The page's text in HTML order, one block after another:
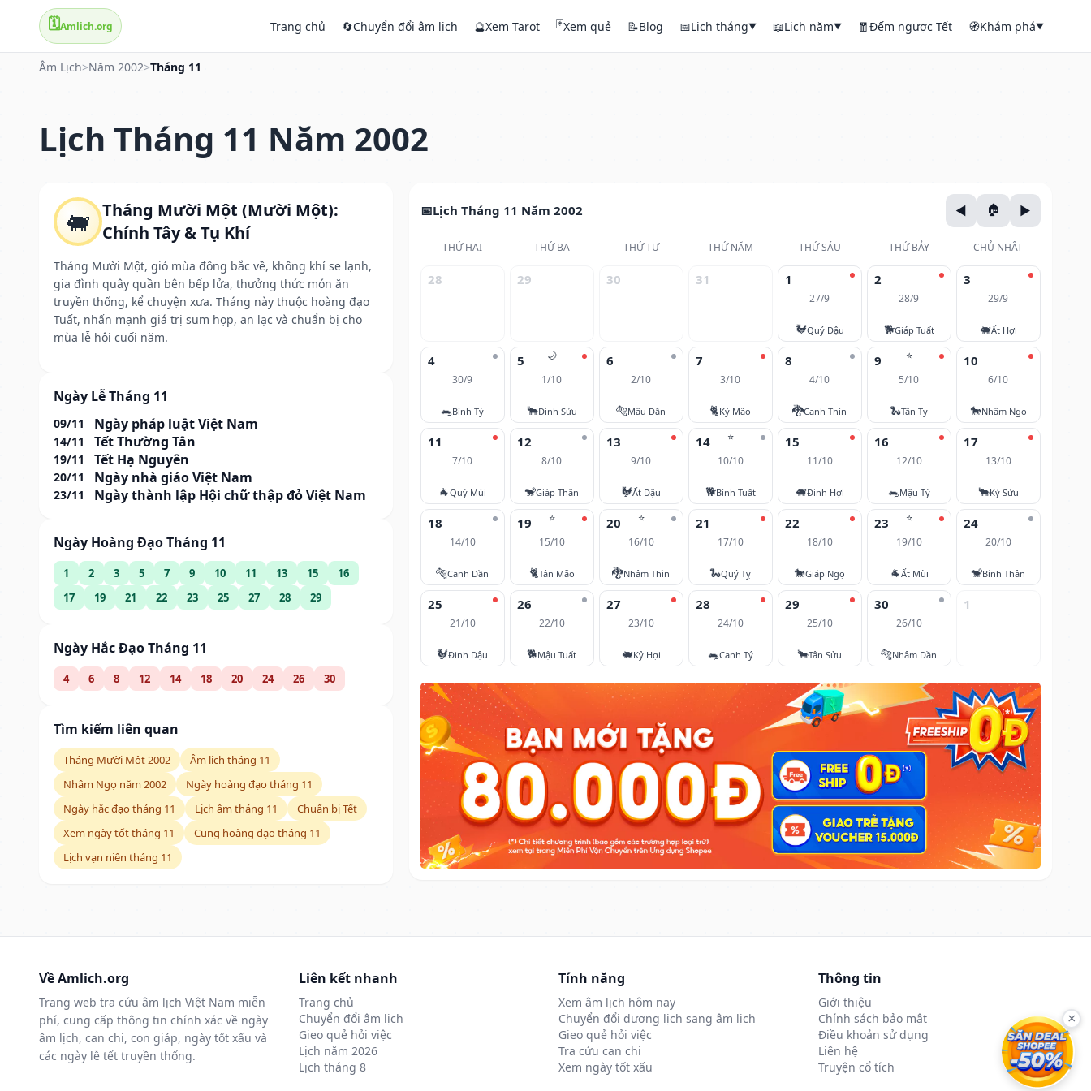
🗓️Amlich.org Trang chủ 🔄Chuyển đổi âm lịch 🔮Xem Tarot 🃏Xem quẻ 📝Blog 📅Lịch tháng▼ 📖Lịch năm▼ 🧧Đếm ngược Tết 🧭Khám phá▼
Âm Lịch>Năm 2002>Tháng 11
Lịch Tháng 11 Năm 2002
🐖 Tháng Mười Một (Mười Một):
Chính Tây & Tụ Khí
Tháng Mười Một, gió mùa đông bắc về, không khí se lạnh,
gia đình quây quần bên bếp lửa, thưởng thức món ăn
truyền thống, kể chuyện xưa. Tháng này thuộc hoàng đạo
Tuất, nhấn mạnh giá trị sum họp, an lạc và chuẩn bị cho
mùa lễ hội cuối năm.
Ngày Lễ Tháng 11
09/11 Ngày pháp luật Việt Nam
14/11 Tết Thường Tân
19/11 Tết Hạ Nguyên
20/11 Ngày nhà giáo Việt Nam
23/11 Ngày thành lập Hội chữ thập đỏ Việt Nam
Ngày Hoàng Đạo Tháng 11
1 2 3 5 7 9 10 11 13 15
16
17
19 21 22 23 25 27 28 29
Ngày Hắc Đạo Tháng 11
4 6 8 12 14 18 20 24 26 30
Tìm kiếm liên quan
Tháng Mười Một 2002
Âm lịch tháng 11
Nhâm Ngọ năm 2002
Ngày hoàng đạo tháng 11
Ngày hắc đạo tháng 11
Lịch âm tháng 11
Chuẩn bị Tết
Xem ngày tốt tháng 11
Cung hoàng đạo tháng 11
Lịch vạn niên tháng 11
Lịch Tháng 11 Năm 2002
THỨ HAI THỨ BA THỨ TƯ THỨ NĂM THỨ SÁU THỨ BẢY CHỦ NHẬT
28 29 30 31 1
27/9
🐓Quý Dậu
2
28/9
🐕Giáp Tuất
3
29/9
🐖Ất Hợi
4
30/9
🐀Bính Tý
🌙
5
1/10
🐂Đinh Sửu
6
2/10
🐅Mậu Dần
7
3/10
🐈Kỷ Mão
8
4/10
🐉Canh Thìn
⭐
9
5/10
🐍Tân Tỵ
10
6/10
🐎Nhâm Ngọ
11
7/10
🐐Quý Mùi
12
8/10
🐒Giáp Thân
13
9/10
🐓Ất Dậu
⭐
14
10/10
🐕Bính Tuất
15
11/10
🐖Đinh Hợi
16
12/10
🐀Mậu Tý
17
13/10
🐂Kỷ Sửu
18
14/10
🐅Canh Dần
⭐
19
15/10
🐈Tân Mão
⭐
20
16/10
🐉Nhâm Thìn
21
17/10
🐍Quý Tỵ
22
18/10
🐎Giáp Ngọ
⭐
23
19/10
🐐Ất Mùi
24
20/10
🐒Bính Thân
25
21/10
🐓Đinh Dậu
26
22/10
🐕Mậu Tuất
27
23/10
🐖Kỷ Hợi
28
24/10
🐀Canh Tý
29
25/10
🐂Tân Sửu
30
26/10
🐅Nhâm Dần
1
Về Amlich.org
Trang web tra cứu âm lịch Việt Nam miễn
phí, cung cấp thông tin chính xác về ngày
âm lịch, can chi, con giáp, ngày tốt xấu và
các ngày lễ tết truyền thống.
Liên kết nhanh
Trang chủ
Chuyển đổi âm lịch
Gieo quẻ hỏi việc
Lịch năm 2026
Lịch tháng 8
Tính năng
Xem âm lịch hôm nay
Chuyển đổi dương lịch sang âm lịch
Gieo quẻ hỏi việc
Tra cứu can chi
Xem ngày tốt xấu
Thông tin
Giới thiệu
Chính sách bảo mật
Điều khoản sử dụng
Liên hệ
Truyện cổ tích
×